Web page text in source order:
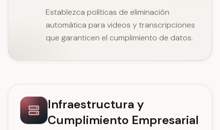
Establezca políticas de eliminación
automática para videos y transcripciones
que garanticen el cumplimiento de datos.
Infraestructura y
Cumplimiento Empresarial